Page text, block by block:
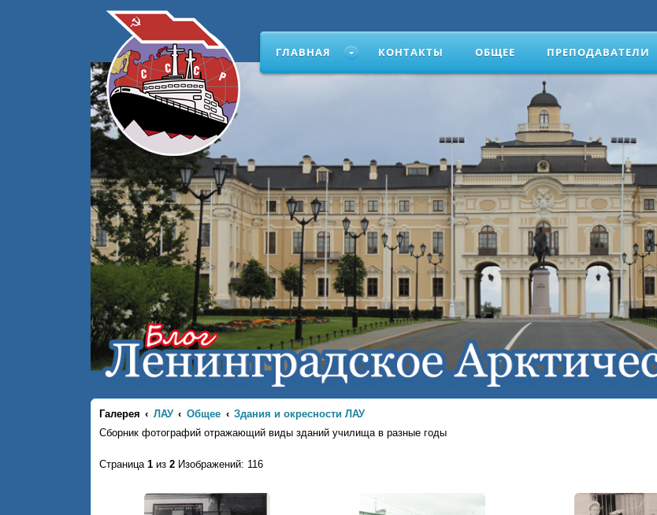
ГЛАВНАЯ КОНТАКТЫ ОБЩЕЕ ПРЕПОДАВАТЕЛИ
Галерея ЛАУ Общее
Здания и окресности ЛАУ
Сборник фотографий отражающий виды зданий училища в разные годы
Страница 1из 2Изображений: 116